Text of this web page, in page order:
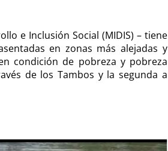
e Inclusión Social (MIDIS) – tiene
en zonas más alejadas y
condición de pobreza y pobreza
de los Tambos y la segunda a